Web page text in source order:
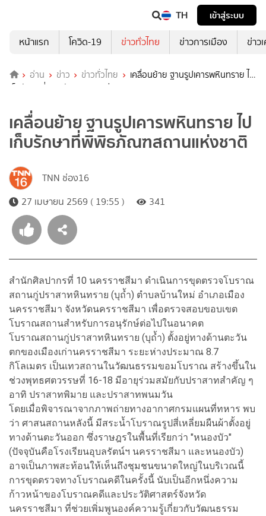
TH
เข้าสู่ระบบ
หน้าแรก
โควิด-19 ข่าวทั่วไทย ข่าวการเมือง ข่าว
อ่าน ข่าว ข่าวทั่วไทย
เคลื่อนย้าย ฐานรูปเคารพหินทราย ไป
เก็บรักษาที่พิพิธภัณฑสถานแห่งชาติ
เคลื่อนย้าย ฐานรูปเคารพหินทราย ไป
เก็บรักษาที่พิพิธภัณฑสถานแห่งชาติ
TNN ช่อง16
27 เมษายน 2569 ( 19:55 )
341
สำนักศิลปากรที่ 10 นครราชสีมา ดำเนินการขุดตรวจโบราณ
สถานกู่ปราสาทหินทราย (บุถ้ำ) ตำบลบ้านใหม่ อำเภอเมือง
นครราชสีมา จังหวัดนครราชสีมา เพื่อตรวจสอบขอบเขต
โบราณสถานสำหรับการอนุรักษ์ต่อไปในอนาคต
โบราณสถานกู่ปราสาทหินทราย (บุถ้ำ) ตั้งอยู่ทางด้านตะวัน
ตกของเมืองเก่านครราชสีมา ระยะห่างประมาณ 8.7
กิโลเมตร เป็นเทวสถานในวัฒนธรรมขอมโบราณ สร้างขึ้นใน
ช่วงพุทธศตวรรษที่ 16-18 มีอายุร่วมสมัยกับปราสาทสำคัญ ๆ
อาทิ ปราสาทพิมาย และปราสาทพนมวัน
โดยเมื่อพิจารณาจากภาพถ่ายทางอากาศกรมแผนที่ทหาร พบ
ว่า ศาสนสถานหลังนี้ มีสระน้ำโบราณรูปสี่เหลี่ยมผืนผ้าตั้งอยู่
ทางด้านตะวันออก ซึ่งราษฎรในพื้นที่เรียกว่า "หนองบัว"
(ปัจจุบันคือโรงเรียนอุบลรัตน์ฯ นครราชสีมา และหนองบัว)
อาจเป็นภาพสะท้อนให้เห็นถึงชุมชนขนาดใหญ่ในบริเวณนี้
การขุดตรวจทางโบราณคดีในครั้งนี้ นับเป็นอีกหนึ่งความ
ก้าวหน้าของโบราณคดีและประวัติศาสตร์จังหวัด
นครราชสีมา ที่ช่วยเพิ่มพูนองค์ความรู้เกี่ยวกับวัฒนธรรม